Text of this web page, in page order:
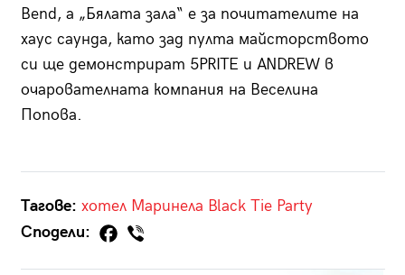
Bend, а „Бялата зала“ е за почитателите на
хаус саунда, като зад пулта майсторството
си ще демонстрират 5PRITE и ANDREW в
очарователната компания на Веселина
Попова.
Тагове: хотел Маринела Black Tie Party
Сподели: